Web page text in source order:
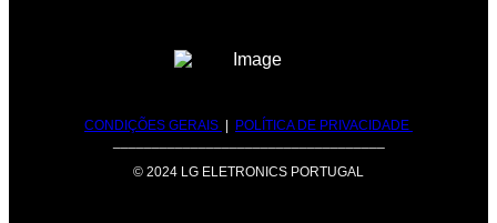
CONDIÇÕES GERAIS
POLÍTICA DE PRIVACIDADE
© 2024 LG ELETRONICS PORTUGAL